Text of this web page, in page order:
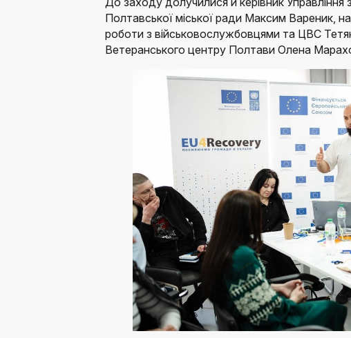
Полтавської міської ради Максим Вареник,
роботи з військовослужбовцями та ЦВС
Ветеранського центру Полтави Олена